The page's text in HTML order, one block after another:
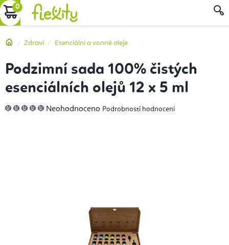
Přejít
na
NÁKUPNÍ
DomůZdraví Esenciální a vonné oleje
Podzimní sada 100% čistých
esenciálních olejů 12 x 5 ml
Průměrné
hodnocení
Neohodnoceno Podrobnosti hodnocení